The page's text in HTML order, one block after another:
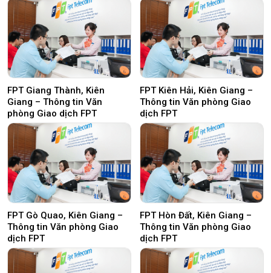
FPT Giang Thành, Kiên
Giang – Thông tin Văn
phòng Giao dịch FPT
FPT Kiên Hải, Kiên Giang –
Thông tin Văn phòng Giao
dịch FPT
FPT Gò Quao, Kiên Giang –
Thông tin Văn phòng Giao
dịch FPT
FPT Hòn Đất, Kiên Giang –
Thông tin Văn phòng Giao
dịch FPT